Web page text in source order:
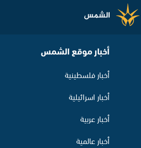
أخبار موقع الشمس
أخبار فلسطينية
أخبار اسرائيلية
أخبار عربية
أخبار عالمية